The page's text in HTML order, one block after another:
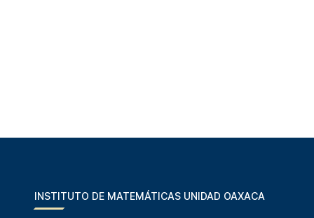
INSTITUTO DE MATEMÁTICAS UNIDAD OAXACA